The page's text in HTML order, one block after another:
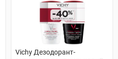
Vichy Дезодорант-